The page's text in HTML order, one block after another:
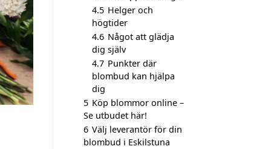
4.5 Helger och
högtider
4.6 Något att glädja
dig själv
4.7 Punkter där
blombud kan hjälpa
dig
5 Köp blommor online –
Se utbudet här!
6 Välj leverantör för din
blombud i Eskilstuna